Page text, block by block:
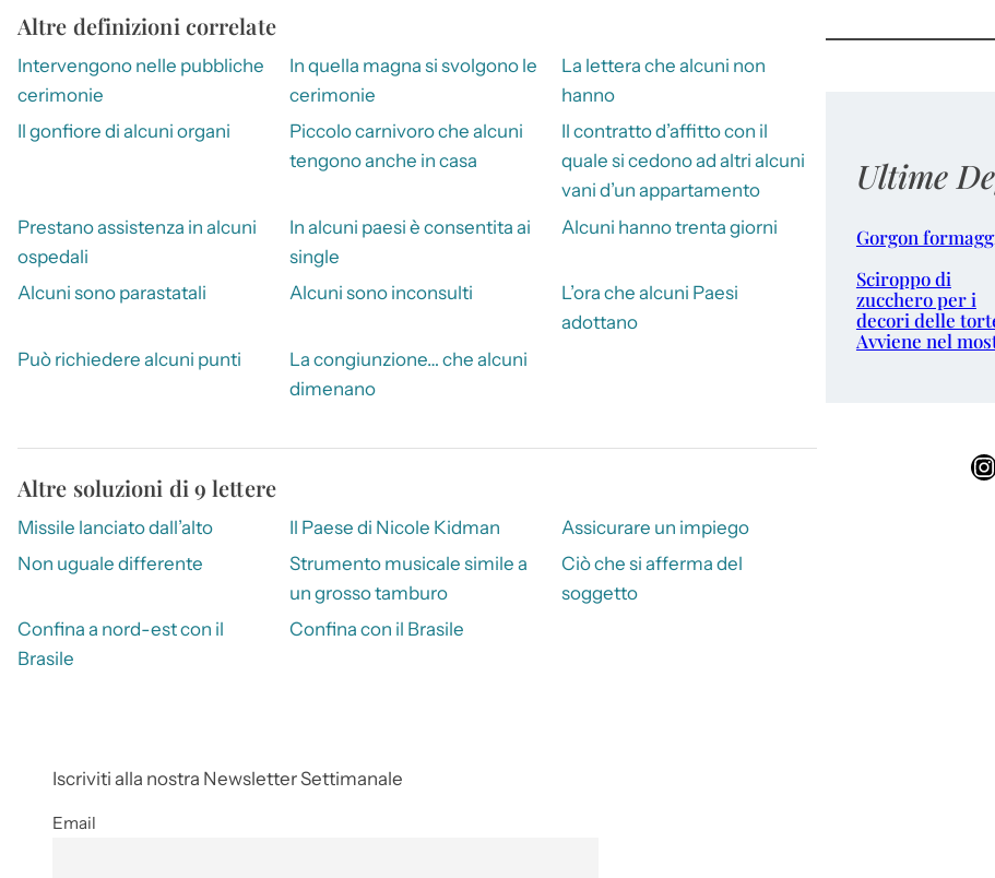
Altre definizioni correlate
Intervengono nelle pubbliche
cerimonie
In quella magna si svolgono le
cerimonie
La lettera che alcuni non
hanno
Il gonfiore di alcuni organi
Piccolo carnivoro che alcuni
tengono anche in casa
Il contratto d’affitto con il
quale si cedono ad altri alcuni
vani d’un appartamento
Prestano assistenza in alcuni
ospedali
In alcuni paesi è consentita ai
single
Alcuni hanno trenta giorni
Alcuni sono parastatali Alcuni sono inconsulti
L’ora che alcuni Paesi
adottano
Può richiedere alcuni punti
La congiunzione… che alcuni
dimenano
Altre soluzioni di 9 lettere
Missile lanciato dall’alto Il Paese di Nicole Kidman
Assicurare un impiego
Non uguale differente
Strumento musicale simile a
un grosso tamburo
Ciò che si afferma del
soggetto
Confina a nord-est con il
Brasile
Confina con il Brasile
Iscriviti alla nostra Newsletter Settimanale
Email
Ultime
Gorgon
Sciroppo di
zucchero per i
decori delle
Avviene nel
Instagram